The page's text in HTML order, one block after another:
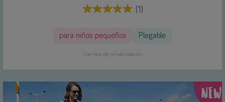
(1)
para niños pequeños Plegable
Carritos de rehabilitación
NEW